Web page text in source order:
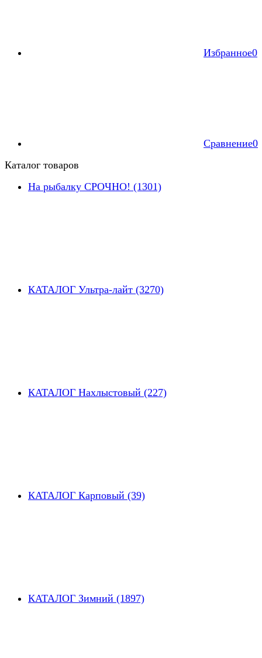
Избранное0
Сравнение0
Каталог товаров
На рыбалку СРОЧНО! (1301)
КАТАЛОГ Ультра-лайт (3270)
КАТАЛОГ Нахлыстовый (227)
КАТАЛОГ Карповый (39)
КАТАЛОГ Зимний (1897)